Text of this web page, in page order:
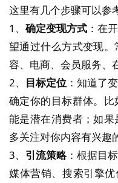
这里有几个步骤可以参
1、 确定变现方式 ：在
望通过什么方式变现
容、电商、会员服务、
2、 目标定位 ：知道了
确定你的目标群体。
能是潜在消费者；如
多关注对你内容有兴趣
3、 引流策略：根据目
媒体营销、搜索引擎